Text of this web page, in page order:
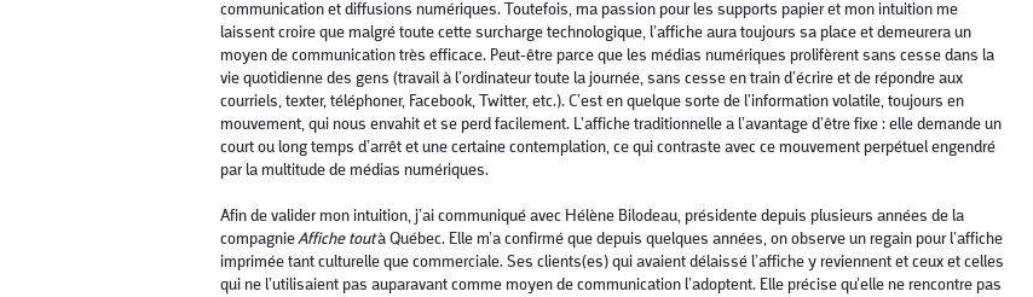
communication et diffusions numériques. Toutefois, ma passion pour les supports papier et mon intuition me
laissent croire que malgré toute cette surcharge technologique, l’affiche aura toujours sa place et demeurera un
moyen de communication très efficace. Peut-être parce que les médias numériques prolifèrent sans cesse dans la
vie quotidienne des gens (travail à l’ordinateur toute la journée, sans cesse en train d’écrire et de répondre aux
courriels, texter, téléphoner, Facebook, Twitter, etc.). C’est en quelque sorte de l’information volatile, toujours en
mouvement, qui nous envahit et se perd facilement. L’affiche traditionnelle a l’avantage d’être fixe : elle demande un
court ou long temps d’arrêt et une certaine contemplation, ce qui contraste avec ce mouvement perpétuel engendré
par la multitude de médias numériques.
Afin de valider mon intuition, j’ai communiqué avec Hélène Bilodeau, présidente depuis plusieurs années de la
compagnieAffiche toutà Québec. Elle m’a confirmé que depuis quelques années, on observe un regain pour l’affiche
imprimée tant culturelle que commerciale. Ses clients(es) qui avaient délaissé l’affiche y reviennent et ceux et celles
qui ne l’utilisaient pas auparavant comme moyen de communication l’adoptent. Elle précise qu’elle ne rencontre pas